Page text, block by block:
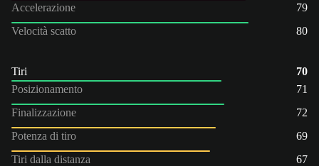
Accelerazione
79
Velocità scatto
80
Tiri
70
Posizionamento
71
Finalizzazione
72
Potenza di tiro
69
Tiri dalla distanza
67